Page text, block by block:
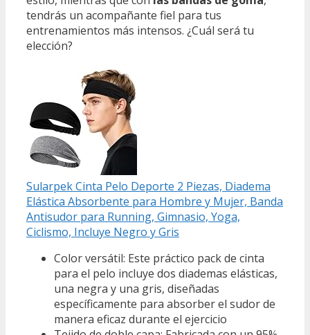
tendrás un acompañante fiel para tus
entrenamientos más intensos. ¿Cuál será tu
elección?
Sularpek Cinta Pelo Deporte 2 Piezas, Diadema
Elástica Absorbente para Hombre y Mujer, Banda
Antisudor para Running, Gimnasio, Yoga,
Ciclismo, Incluye Negro y Gris
Color versátil: Este práctico pack de cinta
para el pelo incluye dos diademas elásticas,
una negra y una gris, diseñadas
específicamente para absorber el sudor de
manera eficaz durante el ejercicio